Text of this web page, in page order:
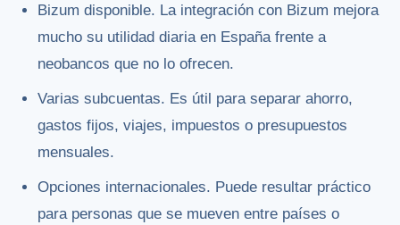
Bizum disponible. La integración con Bizum mejora
mucho su utilidad diaria en España frente a
neobancos que no lo ofrecen.
Varias subcuentas. Es útil para separar ahorro,
gastos fijos, viajes, impuestos o presupuestos
mensuales.
Opciones internacionales. Puede resultar práctico
para personas que se mueven entre países o